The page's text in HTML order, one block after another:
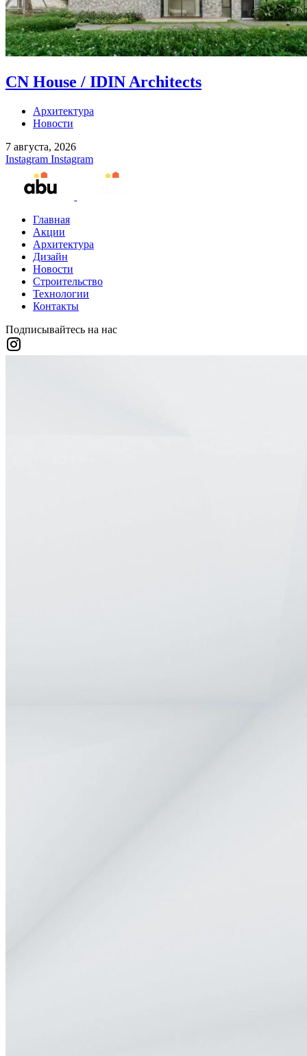
CN House / IDIN Architects
Архитектура
Новости
7 августа, 2026
Instagram Instagram
Главная
Акции
Архитектура
Дизайн
Новости
Строительство
Технологии
Контакты
Подписывайтесь на нас